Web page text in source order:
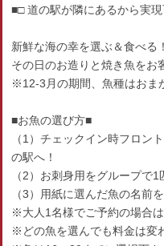
■□ 道の駅が隣にあるから実
新鮮な海の幸を選ぶ＆食べる！
その日のお造りと焼き魚をお
※12-3月の期間、魚種はおま
■お魚の選び方■
（1）チェックイン時フロン
の駅へ！
（2）お刺身用をグループで
（3）用紙に選んだ魚の名前
※大人1名様でご予約の場合
※どの魚を選んでも料金は変